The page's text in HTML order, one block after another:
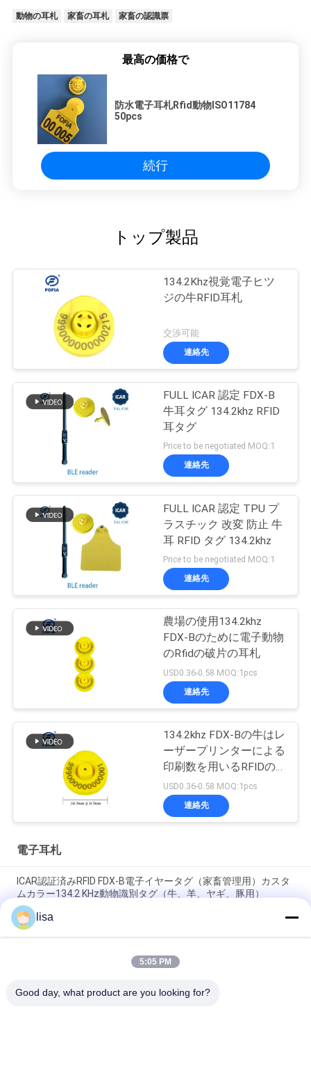
動物の耳札 家畜の耳札 家畜の認識票
最高の価格で
防水電子耳札Rfid動物ISO11784
50pcs
続行
トップ製品
134.2Khz視覚電子ヒツ
ジの牛RFID耳札
交渉可能
連絡先
FULL ICAR 認定 FDX-B
牛耳タグ 134.2khz RFID
耳タグ
Price to be negotiated MOQ:1
連絡先
FULL ICAR 認定 TPU プ
ラスチック 改変 防止 牛
耳 RFID タグ 134.2khz
Price to be negotiated MOQ:1
連絡先
農場の使用134.2khz
FDX-Bのために電子動物
のRfidの破片の耳札
USD0.36-0.58 MOQ:1pcs
連絡先
134.2khz FDX-Bの牛はレ
ーザープリンターによる
印刷数を用いるRFIDの
破片TPUの耳札と付く
USD0.36-0.58 MOQ:1pcs
連絡先
電子耳札
ICAR認証済みRFID FDX-B電子イヤータグ（家畜管理用）カスタ
ムカラー134.2 KHz動物識別タグ（牛、羊、ヤギ、豚用）
畜産用防水電子耳タグと動物管理用長期用
FULL ICAR認定ET902 カスタム TPU RFID 家畜耳タグ レーザー彫
り番号付き 耐久性のある動物識別タグ 牛,豚,羊,ヤギを追跡する
lisa
5:05 PM
Good day, what product are you looking for?